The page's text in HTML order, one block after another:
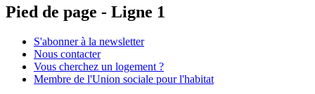
Pied de page - Ligne 1
S'abonner à la newsletter
Nous contacter
Vous cherchez un logement ?
Membre de l'Union sociale pour l'habitat